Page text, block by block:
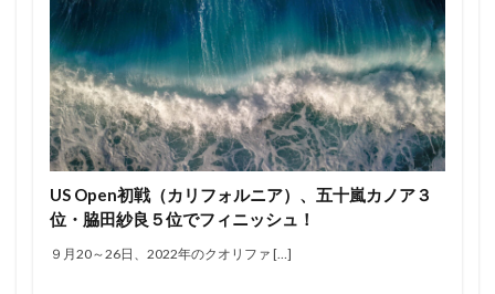
US Open初戦（カリフォルニア）、五十嵐カノア３
位・脇田紗良５位でフィニッシュ！
９月20～26日、2022年のクオリファ […]
ケリー・スレーター
サーファー
サーフィン
サーフィンが好きな人と繋がりたい
サーフボード
サーフランチ
さわかみ
サンセットビーチ
ジャック・ロビンソン
ジャワ島
ショートボード
ジョアン・ディファイ
ジョエル・チューダー
ジョエルチューダー
ジョン・ジョン・フローレンス
ジョンジョンフローレンス
スイッチスタンス